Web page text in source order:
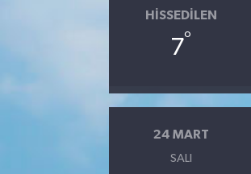
HISSEDILEN
7°
24 MART
SALI